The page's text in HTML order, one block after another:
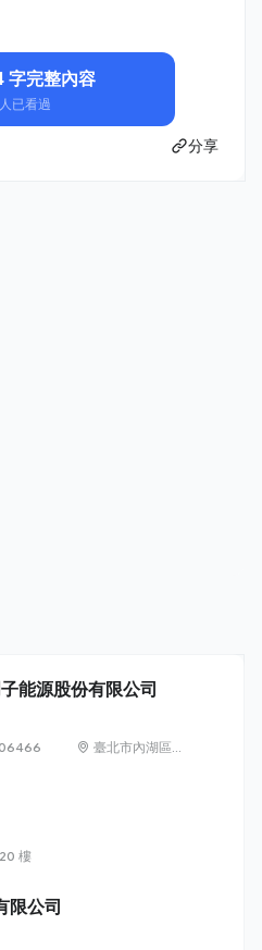
字完整內容
已看過
分享
能源股份有限公司
臺北市內湖區
樓
限公司